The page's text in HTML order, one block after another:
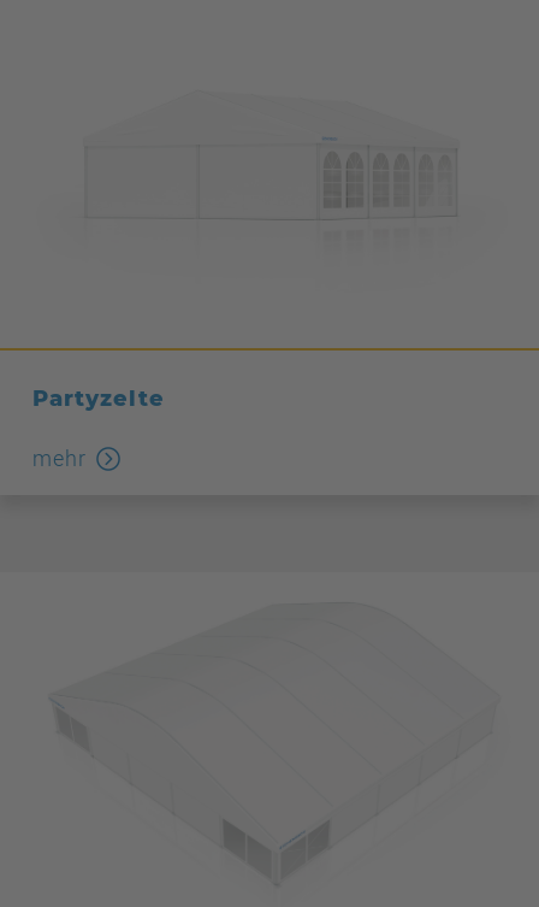
Partyzelte
mehr